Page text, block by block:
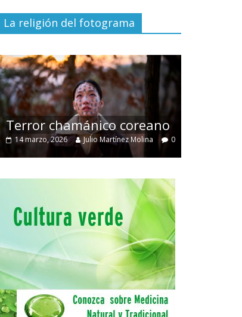
La religión del fotograma
Molina 0
Divertida comedia
dramática argentina
29 diciembre, 2025
Julio Martínez Molina
0